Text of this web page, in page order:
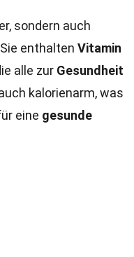
sondern auch
enthalten Vitamin
alle zur Gesundheit
kalorienarm, was
eine gesunde